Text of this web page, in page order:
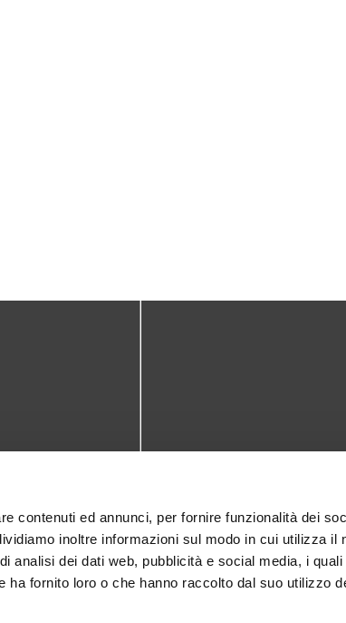
contenuti ed annunci, per fornire funzionalità dei
inoltre informazioni sul modo in cui utilizza il
analisi dei dati web, pubblicità e social media, i quali
ha fornito loro o che hanno raccolto dal suo utilizzo
Via San Biagio,10
35043 Monselice (PD)